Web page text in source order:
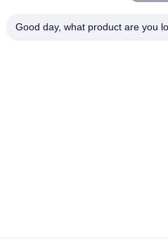
Good day, what product are you